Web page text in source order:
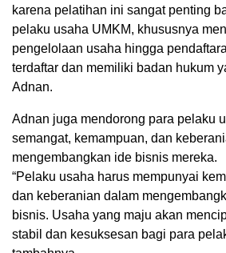
karena pelatihan ini sangat penting
pelaku usaha UMKM, khususnya
pengelolaan usaha hingga
terdaftar dan memiliki badan hukum
Adnan.
Adnan juga mendorong para pelaku
semangat, kemampuan, dan
mengembangkan ide bisnis mereka.
“Pelaku usaha harus mempunyai
dan keberanian dalam
bisnis. Usaha yang maju akan
stabil dan kesuksesan bagi para